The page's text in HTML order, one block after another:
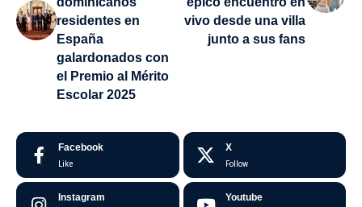
residentes en
España
galardonados con
el Premio al Mérito
Escolar 2025
vivo desde una villa
junto a sus fans
Facebook
Like
X
Follow
Instagram Youtube